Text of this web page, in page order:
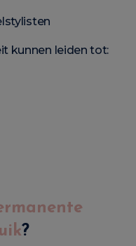
kunnen leiden tot:
?